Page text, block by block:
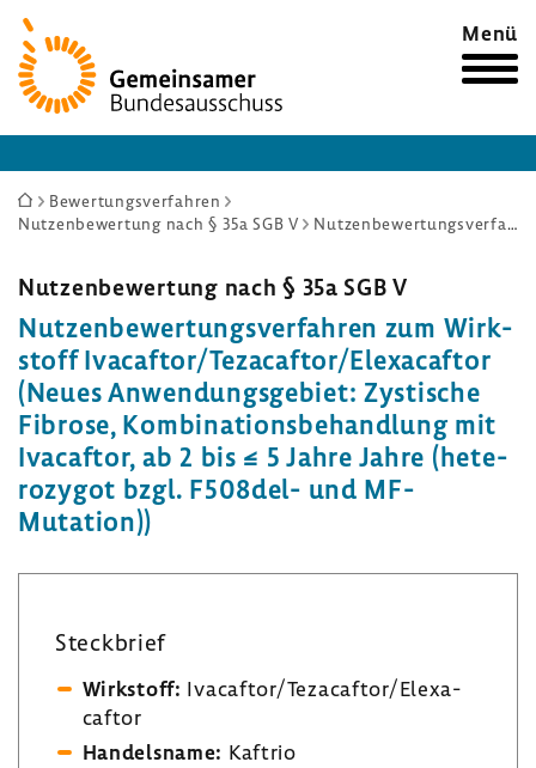
Zur
Startseite
Menü
Sie
sind
Bewertungsverfahren
Nutzenbewertung nach § 35a SGB V
Nutzenbewertungsverfahren zum Wirkstoff Ivacaftor/Tezacaftor/Elexacaftor (Neues Anwendungsgebiet: Zystische Fibrose, Kombinationsbehandlung mit Ivacaftor, ab 2 bis ≤ 5 Jahre Jahre (heterozygot bzgl. F508del- und MF-Mutation))
Nutzen­be­wer­tung nach § 35a SGB V
Nutzen­be­wer­tungs­ver­fahren zum Wirk­
stoff Ivacaftor/Teza­caftor/Elexa­caftor
(Neues Anwen­dungs­ge­biet: Zysti­sche
Fibrose, Kombi­na­ti­ons­be­hand­lung mit
Ivacaftor, ab 2 bis ≤ 5 Jahre Jahre (hete­
ro­zygot bzgl. F508del-​ und MF-​
Mutation))
Steck­brief
Wirk­stoff: Ivacaftor/Teza­caftor/Elexa­
caftor
Handels­name: Kaftrio